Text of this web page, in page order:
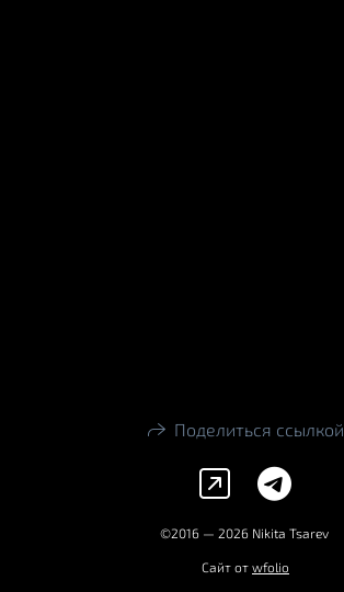
Поделиться ссылкой
©2016 — 2026 Nikita Tsarev
Сайт от wfolio